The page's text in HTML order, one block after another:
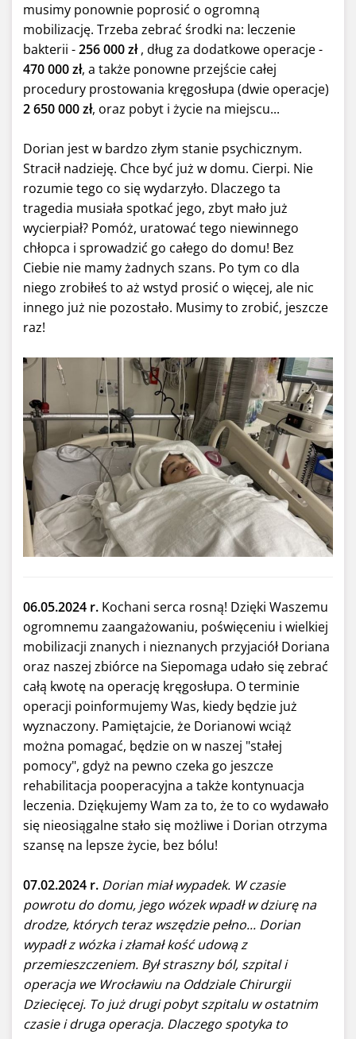
musimy ponownie poprosić o ogromną
mobilizację. Trzeba zebrać środki na: leczenie
bakterii -256 000 zł, dług za dodatkowe operacje -
470 000 zł, a także ponowne przejście całej
procedury prostowania kręgosłupa (dwie operacje)
2 650 000 zł, oraz pobyt i życie na miejscu...
Dorian jest w bardzo złym stanie psychicznym.
Stracił nadzieję. Chce być już w domu. Cierpi. Nie
rozumie tego co się wydarzyło. Dlaczego ta
tragedia musiała spotkać jego, zbyt mało już
wycierpiał? Pomóż, uratować tego niewinnego
chłopca i sprowadzić go całego do domu! Bez
Ciebie nie mamy żadnych szans. Po tym co dla
niego zrobiłeś to aż wstyd prosić o więcej, ale nic
innego już nie pozostało. Musimy to zrobić, jeszcze
raz!
06.05.2024 r. Kochani serca rosną! Dzięki Waszemu
ogromnemu zaangażowaniu, poświęceniu i wielkiej
mobilizacji znanych i nieznanych przyjaciół Doriana
oraz naszej zbiórce na Siepomaga udało się zebrać
całą kwotę na operację kręgosłupa. O terminie
operacji poinformujemy Was, kiedy będzie już
wyznaczony. Pamiętajcie, że Dorianowi wciąż
można pomagać, będzie on w naszej "stałej
pomocy", gdyż na pewno czeka go jeszcze
rehabilitacja pooperacyjna a także kontynuacja
leczenia. Dziękujemy Wam za to, że to co wydawało
się nieosiągalne stało się możliwe i Dorian otrzyma
szansę na lepsze życie, bez bólu!
07.02.2024 r. Dorian miał wypadek. W czasie
powrotu do domu, jego wózek wpadł w dziurę na
drodze, których teraz wszędzie pełno... Dorian
wypadł z wózka i złamał kość udową z
przemieszczeniem. Był straszny ból, szpital i
operacja we Wrocławiu na Oddziale Chirurgii
Dziecięcej. To już drugi pobyt szpitalu w ostatnim
czasie i druga operacja. Dlaczego spotyka to